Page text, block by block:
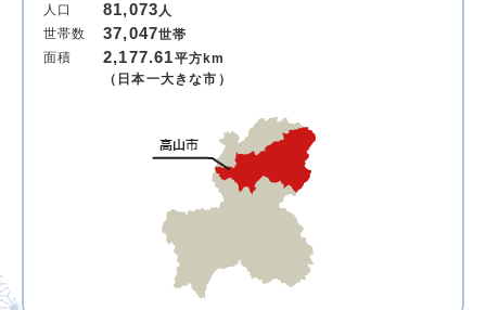
人口 81,073人
世帯数
37,047世帯
面積
2,177.61平方km
（日本一大きな市）